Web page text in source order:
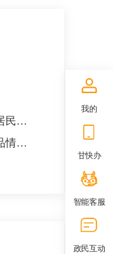
境外注册中资控股居民企业身份认定申请
进出口民用爆炸物品情况备案
我的
甘快办
智能客服
政民互动